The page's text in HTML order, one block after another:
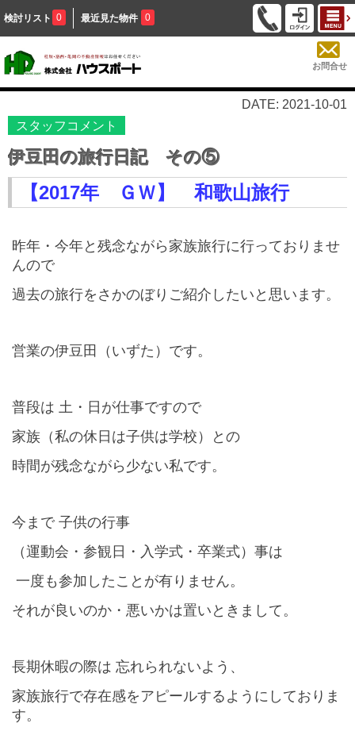
検討リスト 0 最近見た物件 0
お問合せ
DATE: 2021-10-01
スタッフコメント
伊豆田の旅行日記 その⑤
【2017年 ＧＷ】 和歌山旅行
昨年・今年と残念ながら家族旅行に行っておりませ
んので
過去の旅行をさかのぼりご紹介したいと思います。
営業の伊豆田（いずた）です。
普段は 土・日が仕事ですので
家族（私の休日は子供は学校）との
時間が残念ながら少ない私です。
今まで 子供の行事
（運動会・参観日・入学式・卒業式）事は
一度も参加したことが有りません。
それが良いのか・悪いかは置いときまして。
長期休暇の際は 忘れられないよう、
家族旅行で存在感をアピールするようにしておりま
す。